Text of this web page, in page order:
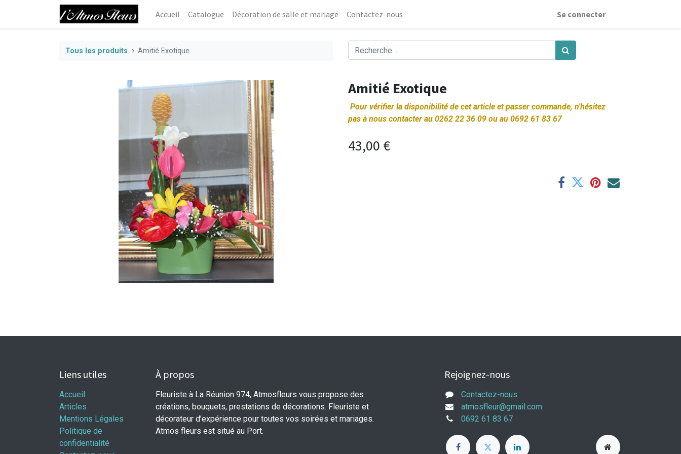
Accueil Catalogue Décoration de salle et mariage Contactez-nous Se connecter
Tous les produits Amitié Exotique
Amitié Exotique
Pour vérifier la disponibilité de cet article et passer commande, n'hésitez
pas à nous contacter au 0262 22 36 09 ou au 0692 61 83 67
43,00 €
Liens utiles
Accueil
Articles
Mentions Légales
Politique de
confidentialité
À propos
Fleuriste à La Réunion 974, Atmosfleurs vous propose des
créations, bouquets, prestations de décorations. Fleuriste et
décorateur d’expérience pour toutes vos soirées et mariages.
Atmos fleurs est situé au Port.
Rejoignez-nous
Contactez-nous
atmosfleur@gmail.com
0692 61 83 67